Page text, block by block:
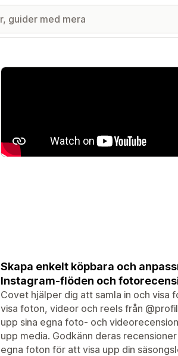
Galleri med utvalda bilder
Skapa enkelt köpbara och
Instagram-flöden och
Covet hjälper dig att samla in och visa
visa foton, videor och reels från
upp sina egna foto- och
upp media. Godkänn deras
egna foton för att visa upp din